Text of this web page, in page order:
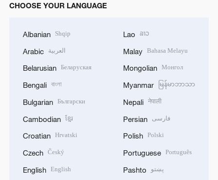
CHOOSE YOUR LANGUAGE
Albanian Shqip
Arabic العربية
Belarusian Беларуская
Bengali বাংলা
Bulgarian Български
Cambodian ខ្មែរ
Croatian Hrvatski
Czech Český
English English
Lao ລາວ
Malay Bahasa Melayu
Mongolian Монгол
Myanmar မြန်မာဘာသာ
Nepali नेपाली
Persian فارسی
Polish Polski
Portuguese Português
Pashto پښتو